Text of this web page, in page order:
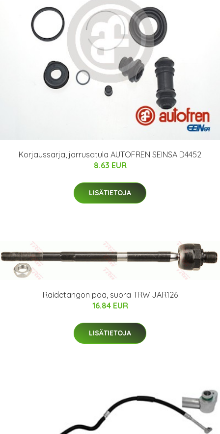
Korjaussarja, jarrusatula AUTOFREN SEINSA D4452
8.63 EUR
LISÄTIETOJA
Raidetangon pää, suora TRW JAR126
16.84 EUR
LISÄTIETOJA